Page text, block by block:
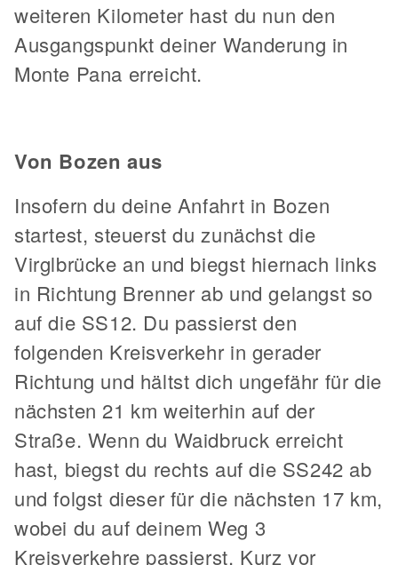
weiteren Kilometer hast du nun den
Ausgangspunkt deiner Wanderung in
Monte Pana erreicht.
Von Bozen aus
Insofern du deine Anfahrt in Bozen
startest, steuerst du zunächst die
Virglbrücke an und biegst hiernach links
in Richtung Brenner ab und gelangst so
auf die SS12. Du passierst den
folgenden Kreisverkehr in gerader
Richtung und hältst dich ungefähr für die
nächsten 21 km weiterhin auf der
Straße. Wenn du Waidbruck erreicht
hast, biegst du rechts auf die SS242 ab
und folgst dieser für die nächsten 17 km,
wobei du auf deinem Weg 3
Kreisverkehre passierst. Kurz vor